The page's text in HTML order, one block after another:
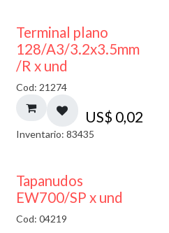
Terminal plano
128/A3/3.2x3.5mm
/R x und
Cod: 21274
US$ 0,02
Inventario: 83435
50% DESCUENTO
Tapanudos
EW700/SP x und
Cod: 04219